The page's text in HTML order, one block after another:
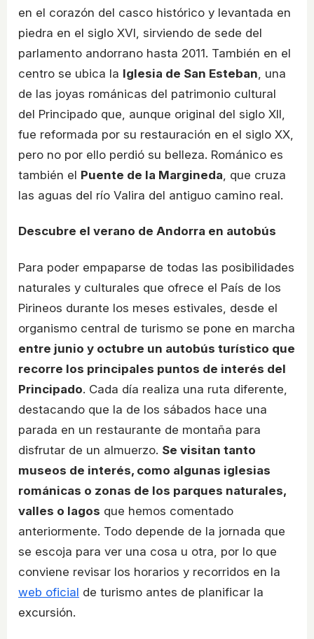
en el corazón del casco histórico y levantada en
piedra en el siglo XVI, sirviendo de sede del
parlamento andorrano hasta 2011. También en el
centro se ubica la Iglesia de San Esteban , una
de las joyas románicas del patrimonio cultural
del Principado que, aunque original del siglo XII,
fue reformada por su restauración en el siglo XX,
pero no por ello perdió su belleza. Románico es
también el Puente de la Margineda , que cruza
las aguas del río Valira del antiguo camino real.
Descubre el verano de Andorra en autobús
Para poder empaparse de todas las posibilidades
naturales y culturales que ofrece el País de los
Pirineos durante los meses estivales, desde el
organismo central de turismo se pone en marcha
entre junio y octubre un autobús turístico que
recorre los principales puntos de interés del
Principado. Cada día realiza una ruta diferente,
destacando que la de los sábados hace una
parada en un restaurante de montaña para
disfrutar de un almuerzo. Se visitan tanto
museos de interés, como algunas iglesias
románicas o zonas de los parques naturales,
valles o lagos que hemos comentado
anteriormente. Todo depende de la jornada que
se escoja para ver una cosa u otra, por lo que
conviene revisar los horarios y recorridos en la
web oficial de turismo antes de planificar la
excursión.